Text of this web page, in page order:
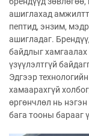
ашиглахад
пептид, энзим,
ашигладаг.
байдлыг хамгаалах
үзүүлэлтгүй
Эдгээр
хамаарахгүй
өргөнчлөл нь
бага тооны барааг